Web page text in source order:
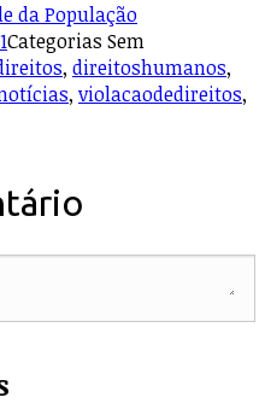
da População
Categorias Sem
, direitoshumanos,
, violacaodedireitos,